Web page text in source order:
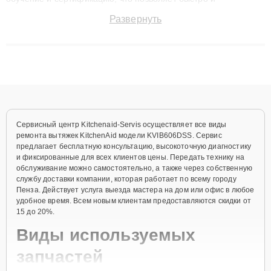
сохранением гарантии до 3 лет. Наши мастера решают
Развернуть
Сервисный центр Kitchenaid-Servis осуществляет все виды
ремонта вытяжек KitchenAid модели KVIB606DSS. Сервис
предлагает бесплатную консультацию, высокоточную диагностику
и фиксированные для всех клиентов цены. Передать технику на
обслуживание можно самостоятельно, а также через собственную
службу доставки компании, которая работает по всему городу
Пенза. Действует услуга выезда мастера на дом или офис в любое
удобное время. Всем новым клиентам предоставляются скидки от
15 до 20%.
Виды используемых
запчастей